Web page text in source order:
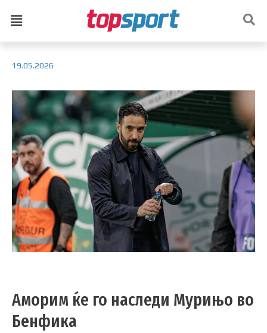
19.05.2026
Аморим ќе го наследи Мурињо во
Бенфика